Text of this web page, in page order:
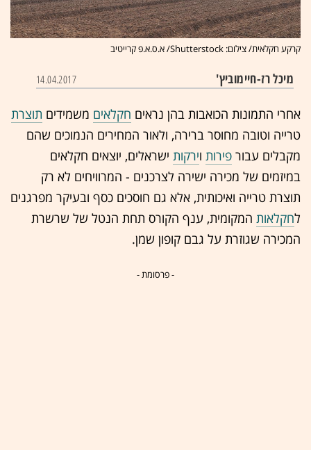
קרקע חקלאית/ צילום: Shutterstock/ א.ס.א.פ קרייטיב
מיכל רז-חיימוביץ' 14.04.2017
אחרי התמונות הכואבות בהן נראים חקלאים משמידים תוצרת
טרייה וטובה מחוסר ברירה, ולאור המחירים הנמוכים שהם
מקבלים עבור פירות וירקות ישראלים, יוצאים חקלאים
במיזמים של מכירה ישירה לצרכנים - המרוויחים לא רק
תוצרת טרייה ואיכותית, אלא גם חוסכים כסף ובעיקר מפרגנים
לחקלאות המקומית, ענף הקורס תחת הנטל של שרשרת
המכירה שגוזרת על גבם קופון שמן.
- פרסומת -